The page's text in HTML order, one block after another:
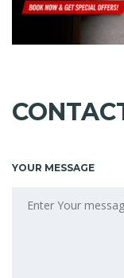
YOUR MESSAGE